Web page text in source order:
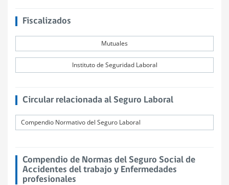
Fiscalizados
Mutuales
Instituto de Seguridad Laboral
Circular relacionada al Seguro Laboral
Compendio Normativo del Seguro Laboral
Compendio de Normas del Seguro Social de
Accidentes del trabajo y Enfermedades
profesionales